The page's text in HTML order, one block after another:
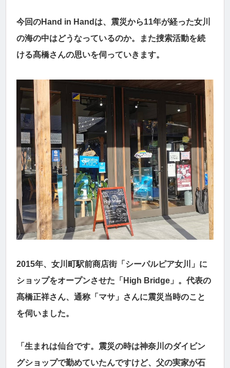
今回のHand in Handは、震災から11年が経った女川
の海の中はどうなっているのか。また捜索活動を続
ける髙橋さんの思いを伺っていきます。
2015年、女川町駅前商店街「シーパルピア女川」に
ショップをオープンさせた「High Bridge」。代表の
髙橋正祥さん、通称「マサ」さんに震災当時のこと
を伺いました。
「生まれは仙台です。震災の時は神奈川のダイビン
グショップで勤めていたんですけど、父の実家が石